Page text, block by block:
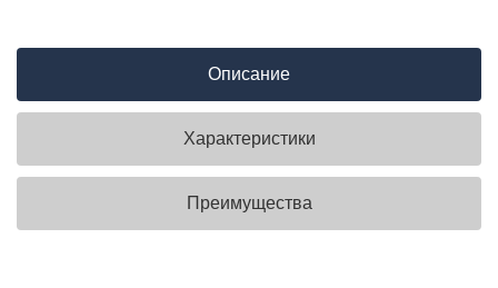
Описание
Характеристики
Преимущества